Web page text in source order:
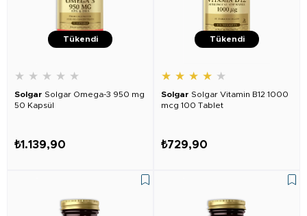
Tükendi
★ ★ ★ ★ ★
Solgar Solgar Omega-3 950 mg
50 Kapsül
₺1.139,90
Tükendi
★ ★ ★ ★ ★
Solgar Solgar Vitamin B12 1000
mcg 100 Tablet
₺729,90